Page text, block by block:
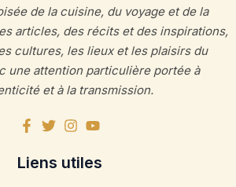
de la cuisine, du voyage et de la
articles, des récits et des inspirations,
cultures, les lieux et les plaisirs du
une attention particulière portée à
et à la transmission.
Liens utiles